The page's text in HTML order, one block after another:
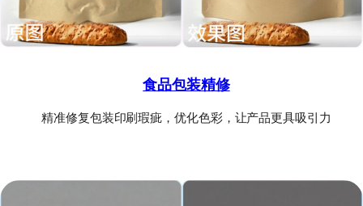
食品包装精修
精准修复包装印刷瑕疵，优化色彩，让产品更具吸引力